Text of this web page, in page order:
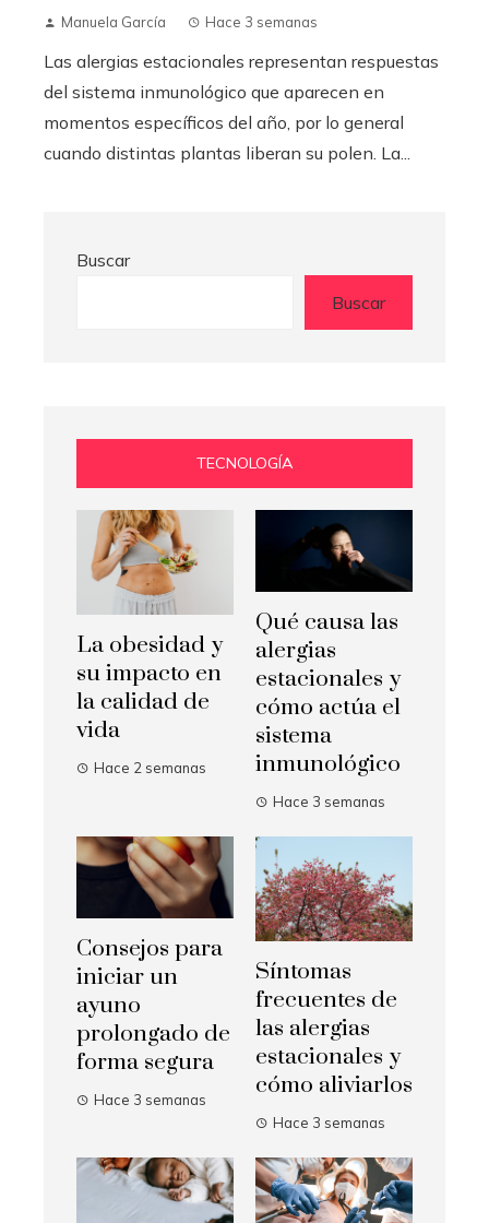
Manuela García Hace 3 semanas
Las alergias estacionales representan respuestas
del sistema inmunológico que aparecen en
momentos específicos del año, por lo general
cuando distintas plantas liberan su polen. La...
Buscar
Buscar
TECNOLOGÍA
La obesidad y
su impacto en
la calidad de
vida
Hace 2 semanas
Qué causa las
alergias
estacionales y
cómo actúa el
sistema
inmunológico
Hace 3 semanas
Consejos para
iniciar un
ayuno
prolongado de
forma segura
Hace 3 semanas
Síntomas
frecuentes de
las alergias
estacionales y
cómo aliviarlos
Hace 3 semanas